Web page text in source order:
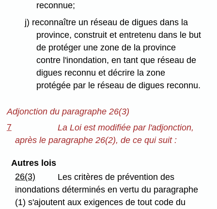
reconnue;
j) reconnaître un réseau de digues dans la
province, construit et entretenu dans le but
de protéger une zone de la province
contre l'inondation, en tant que réseau de
digues reconnu et décrire la zone
protégée par le réseau de digues reconnu.
Adjonction du paragraphe 26(3)
7
La Loi est modifiée par l'adjonction,
après le paragraphe 26(2), de ce qui suit :
Autres lois
26(3)
Les critères de prévention des
inondations déterminés en vertu du paragraphe
(1) s'ajoutent aux exigences de tout code du